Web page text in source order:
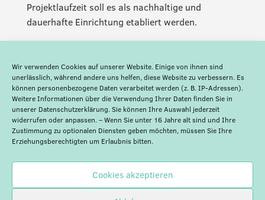
Wir verwenden Cookies auf unserer Website. Einige von ihnen sind
unerlässlich, während andere uns helfen, diese Website zu verbessern. Es
können personenbezogene Daten verarbeitet werden (z. B. IP-Adressen).
Weitere Informationen über die Verwendung Ihrer Daten finden Sie in
unserer Datenschutzerklärung. Sie können Ihre Auswahl jederzeit
widerrufen oder anpassen. – Wenn Sie unter 16 Jahre alt sind und Ihre
Zustimmung zu optionalen Diensten geben möchten, müssen Sie Ihre
Erziehungsberechtigten um Erlaubnis bitten.
Cookies akzeptieren
Projektlaufzeit soll es als nachhaltige und
dauerhafte Einrichtung etabliert werden.